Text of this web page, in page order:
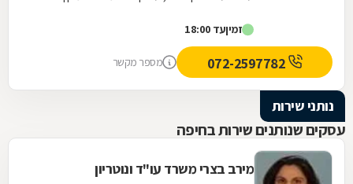
זמיןעד 18:00
מספר מקשר
נותני שירות
עסקים שנותנים שירות בחיפה
מירב בצרי משרד עו"ד ונוטריון